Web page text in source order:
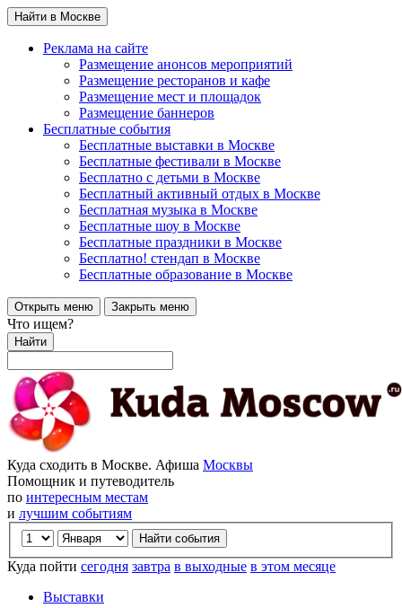
Найти в Москве
Реклама на сайте
Размещение анонсов мероприятий
Размещение ресторанов и кафе
Размещение мест и площадок
Размещение баннеров
Бесплатные события
Бесплатные выставки в Москве
Бесплатные фестивали в Москве
Бесплатно с детьми в Москве
Бесплатный активный отдых в Москве
Бесплатная музыка в Москве
Бесплатные шоу в Москве
Бесплатные праздники в Москве
Бесплатно! стендап в Москве
Бесплатные образование в Москве
Открыть меню Закрыть меню
Что ищем?
Найти
Куда сходить в Москве. Афиша Москвы
Помощник и путеводитель
по интересным местам
и лучшим событиям
Куда пойти сегодня завтра в выходные в этом месяце
Выставки